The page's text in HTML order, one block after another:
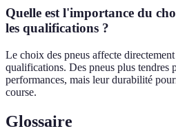
Quelle est l'importance du
les qualifications ?
Le choix des pneus affecte
qualifications. Des pneus plus tendres
performances, mais leur durabilité
course.
Glossaire